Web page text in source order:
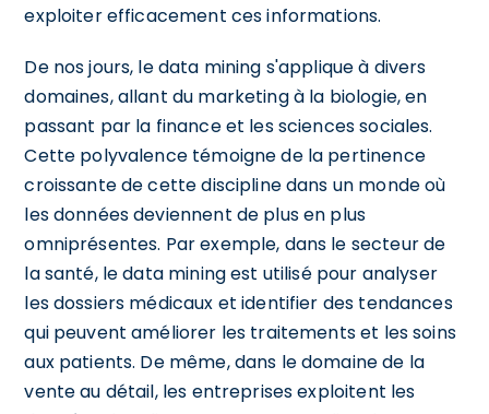
exploiter efficacement ces informations.
De nos jours, le data mining s'applique à divers
domaines, allant du marketing à la biologie, en
passant par la finance et les sciences sociales.
Cette polyvalence témoigne de la pertinence
croissante de cette discipline dans un monde où
les données deviennent de plus en plus
omniprésentes. Par exemple, dans le secteur de
la santé, le data mining est utilisé pour analyser
les dossiers médicaux et identifier des tendances
qui peuvent améliorer les traitements et les soins
aux patients. De même, dans le domaine de la
vente au détail, les entreprises exploitent les